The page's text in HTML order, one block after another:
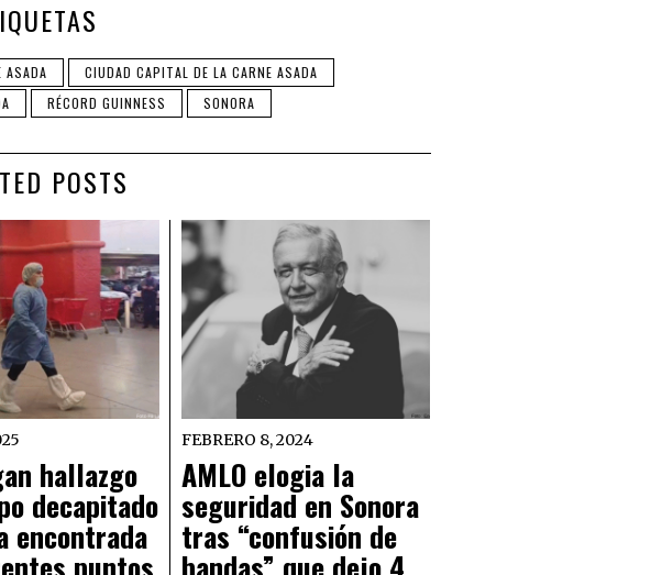
ASADA
CIUDAD CAPITAL DE LA CARNE ASADA
RÉCORD GUINNESS SONORA
POSTS
hallazgo
decapitado
encontrada
FEBRERO 8, 2024
AMLO elogia la
seguridad en Sonora
tras “confusión de